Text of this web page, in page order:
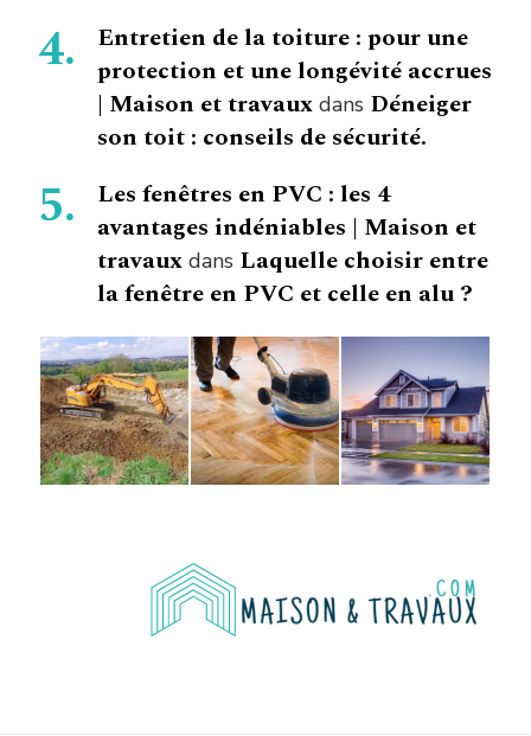
Entretien de la toiture : pour une
protection et une longévité accrues
| Maison et travaux dans Déneiger
son toit : conseils de sécurité.
Les fenêtres en PVC : les 4
avantages indéniables | Maison et
travaux dans Laquelle choisir entre
la fenêtre en PVC et celle en alu ?